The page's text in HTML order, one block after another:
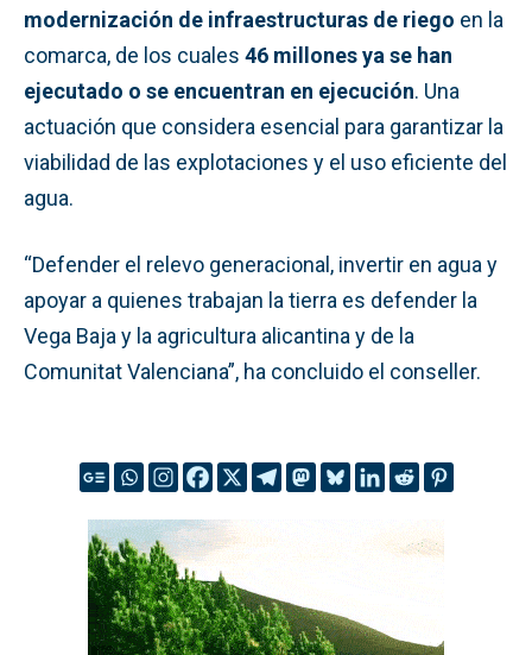
modernización de infraestructuras de riego en la
comarca, de los cuales 46 millones ya se han
ejecutado o se encuentran en ejecución. Una
actuación que considera esencial para garantizar la
viabilidad de las explotaciones y el uso eficiente del
agua.
“Defender el relevo generacional, invertir en agua y
apoyar a quienes trabajan la tierra es defender la
Vega Baja y la agricultura alicantina y de la
Comunitat Valenciana”, ha concluido el conseller.